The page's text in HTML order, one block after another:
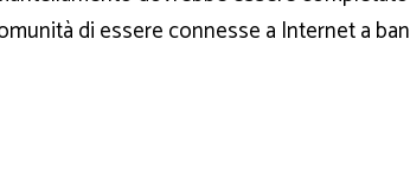
di essere connesse a Internet a